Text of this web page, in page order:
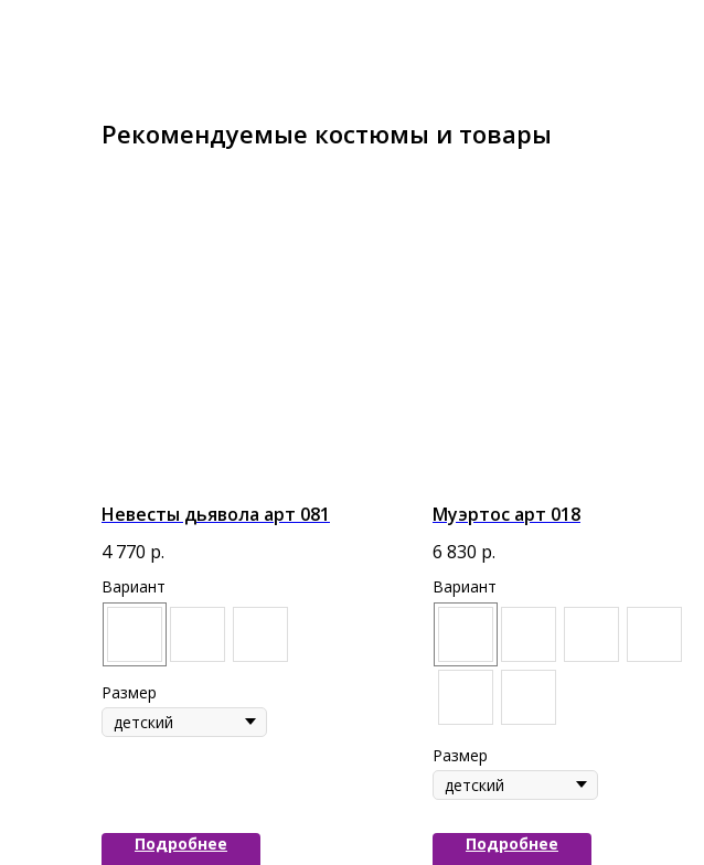
Рекомендуемые костюмы и товары
Невесты дьявола арт 081
4 770 р.
Вариант
Размер
Подробнее
Муэртос арт 018
6 830 р.
Вариант
Размер
Подробнее